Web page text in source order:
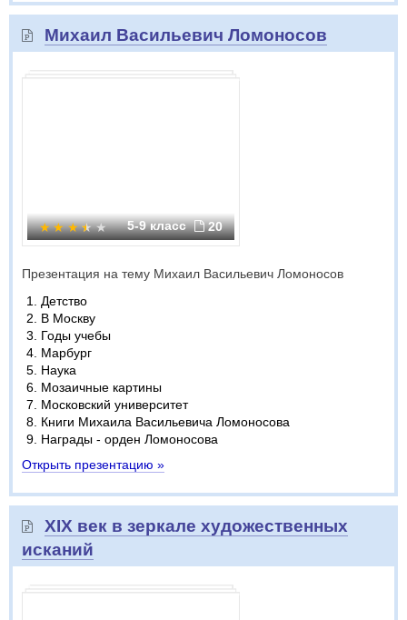
Михаил Васильевич Ломоносов
5-9 класс 20
Презентация на тему Михаил Васильевич Ломоносов
Детство
В Москву
Годы учебы
Марбург
Наука
Мозаичные картины
Московский университет
Книги Михаила Васильевича Ломоносова
Награды - орден Ломоносова
Открыть презентацию »
XIX век в зеркале художественных
исканий